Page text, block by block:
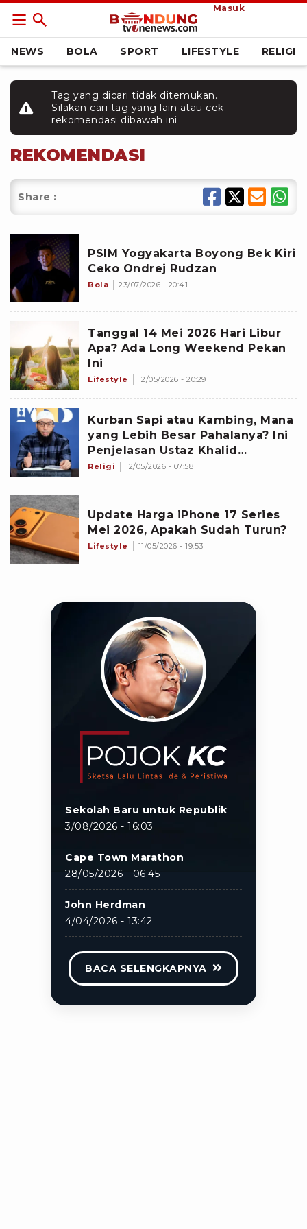
Masuk
NEWS BOLA SPORT LIFESTYLE RELIGI
Tag yang dicari tidak ditemukan.
Silakan cari tag yang lain atau cek
rekomendasi dibawah ini
REKOMENDASI
Share :
PSIM Yogyakarta Boyong Bek Kiri
Ceko Ondrej Rudzan
Bola 23/07/2026 - 20:41
Tanggal 14 Mei 2026 Hari Libur
Apa? Ada Long Weekend Pekan
Ini
Lifestyle 12/05/2026 - 20:29
Kurban Sapi atau Kambing, Mana
yang Lebih Besar Pahalanya? Ini
Penjelasan Ustaz Khalid
Basalamah
Religi 12/05/2026 - 07:58
Update Harga iPhone 17 Series
Mei 2026, Apakah Sudah Turun?
Lifestyle 11/05/2026 - 19:53
Sekolah Baru untuk Republik
3/08/2026 - 16:03
Cape Town Marathon
28/05/2026 - 06:45
John Herdman
4/04/2026 - 13:42
BACA SELENGKAPNYA